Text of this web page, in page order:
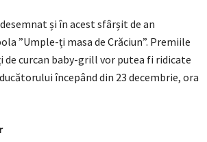
și în acest sfârșit de an
”Umple-ți masa de Crăciun”. Premiile
de curcan baby-grill vor putea fi ridicate
începând din 23 decembrie, ora